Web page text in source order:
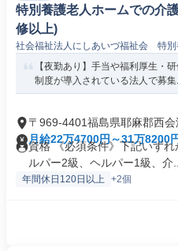
特別養護老人ホームでの介
修以上)
社会福祉法人にしあいづ福祉会 特別
【夜勤あり】手当や福利厚生・
制度が導入されている法人で募集
〒969-4401福島県耶麻郡西会
月給22万4700円～31万8200
資格 《必須条件》下記いず
ルパー2級、ヘルパー1級、介...
年間休日120日以上 +2個